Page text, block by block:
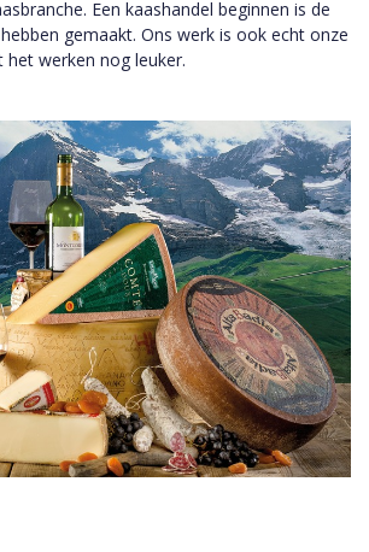
Een kaashandel beginnen is de
gemaakt. Ons werk is ook echt onze
werken nog leuker.